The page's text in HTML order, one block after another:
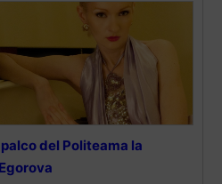
del Politeama la